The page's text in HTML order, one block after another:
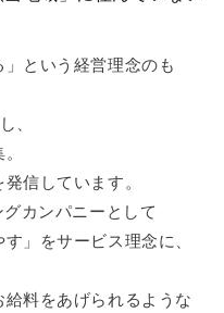
という経営理念のも
、
信しています。
カンパニーとして
」をサービス理念に、
料をあげられるような